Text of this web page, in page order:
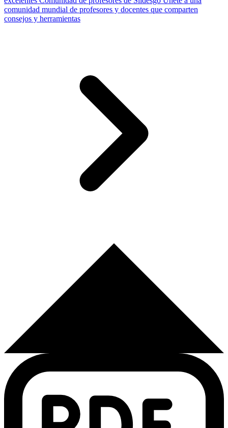
comunidad mundial de profesores y docentes que comparten
consejos y herramientas